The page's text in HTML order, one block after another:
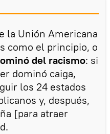
la Unión Americana
como el principio, o
del racismo: si
dominó caiga,
los 24 estados
y, después,
[para atraer